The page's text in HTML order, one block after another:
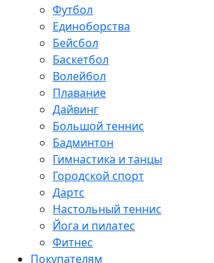
Футбол
Единоборства
Бейсбол
Баскетбол
Волейбол
Плавание
Дайвинг
Большой теннис
Бадминтон
Гимнастика и танцы
Городской спорт
Дартс
Настольный теннис
Йога и пилатес
Фитнес
Покупателям